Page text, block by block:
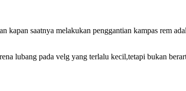
kapan saatnya melakukan penggantian kampas rem
lubang pada velg yang terlalu kecil,tetapi bukan